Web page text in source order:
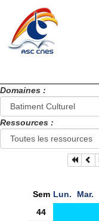
Domaines :
Ressources :
Sem Lun. Mar.
44